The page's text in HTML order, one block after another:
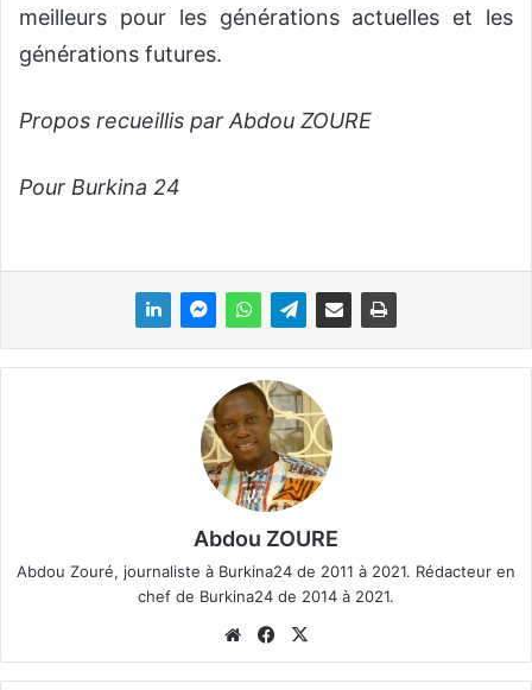
meilleurs pour les générations actuelles et les
générations futures.
Propos recueillis par Abdou ZOURE
Pour Burkina 24
Abdou ZOURE
Abdou Zouré, journaliste à Burkina24 de 2011 à 2021. Rédacteur en
chef de Burkina24 de 2014 à 2021.
We
bsi
Fa
ce